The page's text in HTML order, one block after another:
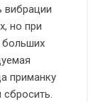
вибрации
но при
больших
приманку